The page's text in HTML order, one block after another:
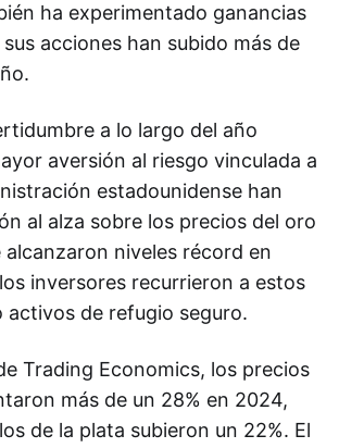
ha experimentado ganancias
acciones han subido más de
a lo largo del año
aversión al riesgo vinculada a
estadounidense han
al alza sobre los precios del oro
alcanzaron niveles récord en
inversores recurrieron a estos
activos de refugio seguro.
Trading Economics, los precios
más de un 28% en 2024,
de la plata subieron un 22%. El